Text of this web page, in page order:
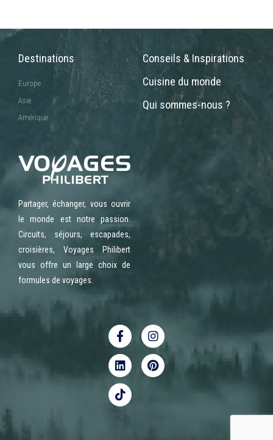
Destinations
Europe
Asie
Amérique
Conseils & Inspirations
Cuisine du monde
Qui sommes-nous ?
Partager, échanger, vous ouvrir
le monde est notre passion.
Circuits, séjours, escapades,
croisières, Voyages Philibert
vous offre un large choix de
formules de voyages.